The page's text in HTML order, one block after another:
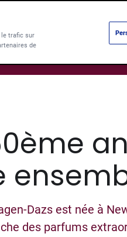
Dazs est née à
des parfums
le trafic sur
de